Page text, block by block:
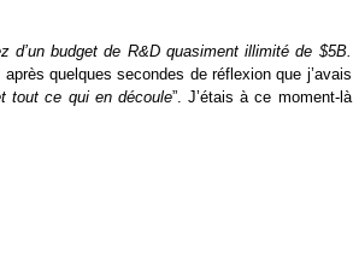
d’un budget de R&D quasiment illimité de $5B.
quelques secondes de réflexion que j’avais
tout ce qui en découle”. J’étais à ce moment-là